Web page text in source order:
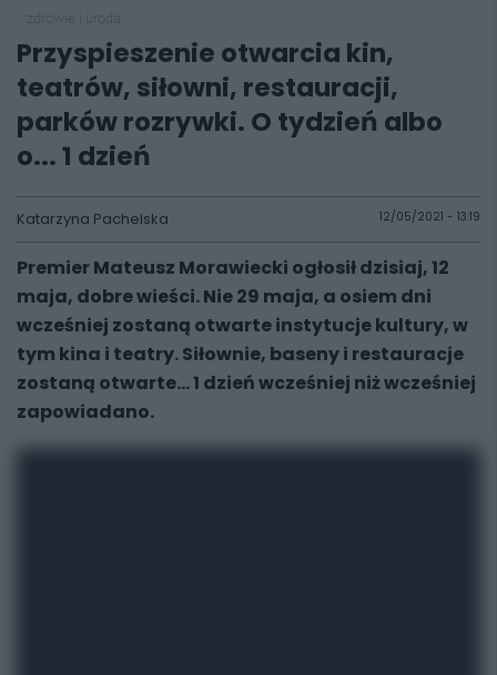
Przyspieszenie otwarcia kin,
teatrów, siłowni, restauracji,
parków rozrywki. O tydzień albo
o... 1 dzień
Katarzyna Pachelska 12/05/2021 - 13:19
Premier Mateusz Morawiecki ogłosił dzisiaj, 12
maja, dobre wieści. Nie 29 maja, a osiem dni
wcześniej zostaną otwarte instytucje kultury, w
tym kina i teatry. Siłownie, baseny i restauracje
zostaną otwarte... 1 dzień wcześniej niż wcześniej
zapowiadano.